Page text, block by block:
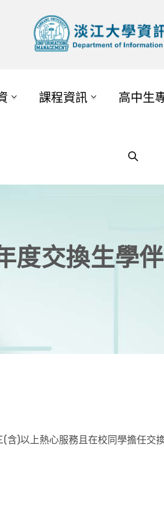
課程資訊 高中生
度交換生學
含)以上熱心服務且在校同學擔任交